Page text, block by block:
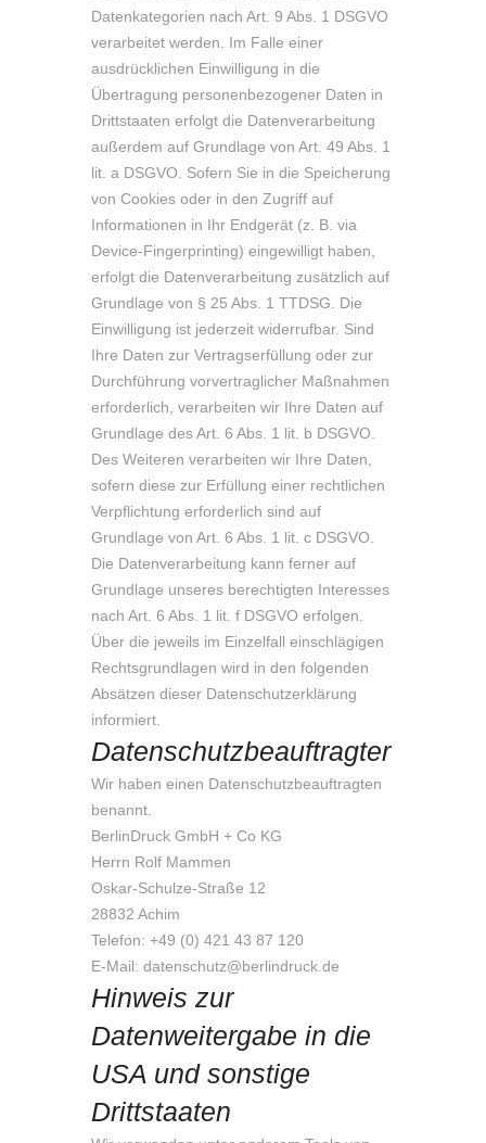
Datenkategorien nach Art. 9 Abs. 1 DSGVO
verarbeitet werden. Im Falle einer
ausdrücklichen Einwilligung in die
Übertragung personenbezogener Daten in
Drittstaaten erfolgt die Datenverarbeitung
außerdem auf Grundlage von Art. 49 Abs. 1
lit. a DSGVO. Sofern Sie in die Speicherung
von Cookies oder in den Zugriff auf
Informationen in Ihr Endgerät (z. B. via
Device-Fingerprinting) eingewilligt haben,
erfolgt die Datenverarbeitung zusätzlich auf
Grundlage von § 25 Abs. 1 TTDSG. Die
Einwilligung ist jederzeit widerrufbar. Sind
Ihre Daten zur Vertragserfüllung oder zur
Durchführung vorvertraglicher Maßnahmen
erforderlich, verarbeiten wir Ihre Daten auf
Grundlage des Art. 6 Abs. 1 lit. b DSGVO.
Des Weiteren verarbeiten wir Ihre Daten,
sofern diese zur Erfüllung einer rechtlichen
Verpflichtung erforderlich sind auf
Grundlage von Art. 6 Abs. 1 lit. c DSGVO.
Die Datenverarbeitung kann ferner auf
Grundlage unseres berechtigten Interesses
nach Art. 6 Abs. 1 lit. f DSGVO erfolgen.
Über die jeweils im Einzelfall einschlägigen
Rechtsgrundlagen wird in den folgenden
Absätzen dieser Datenschutzerklärung
informiert.
Datenschutz­beauftragter
Wir haben einen Datenschutzbeauftragten
benannt.
BerlinDruck GmbH + Co KG
Herrn Rolf Mammen
Oskar-Schulze-Straße 12
28832 Achim
Telefon: +49 (0) 421 43 87 120
E-Mail: datenschutz@berlindruck.de
Hinweis zur
Datenweitergabe in die
USA und sonstige
Drittstaaten